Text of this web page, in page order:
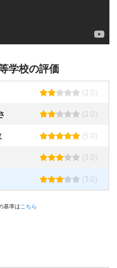
学校の評価
(2.0)
(2.0)
(5.0)
(3.0)
(3.0)
基準は こちら